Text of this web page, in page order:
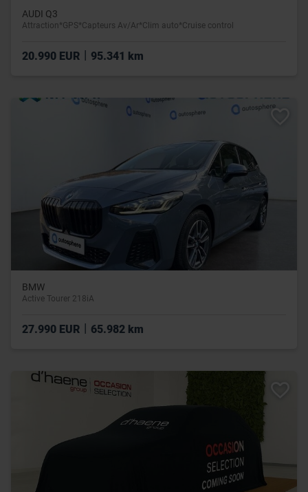
AUDI Q3
Attraction*GPS*Capteurs Av/Ar*Clim auto*Cruise control
20.990 EUR | 95.341 km
BMW
Active Tourer 218iA
27.990 EUR 65.982 km